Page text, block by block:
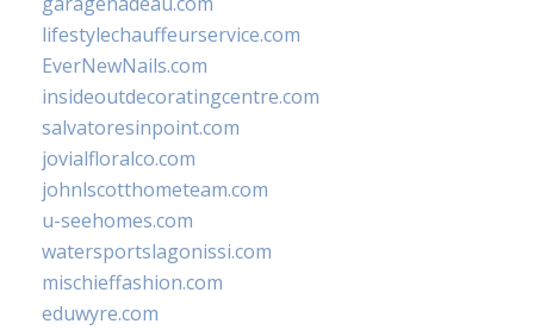
lifestylechauffeurservice.com
EverNewNails.com
insideoutdecoratingcentre.com
salvatoresinpoint.com
jovialfloralco.com
johnlscotthometeam.com
u-seehomes.com
watersportslagonissi.com
mischieffashion.com
eduwyre.com